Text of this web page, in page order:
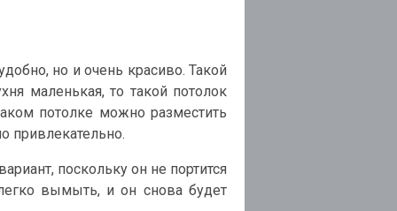
но и очень красиво. Такой
маленькая, то такой потолок
потолке можно разместить
привлекательно.
поскольку он не портится
вымыть, и он снова будет